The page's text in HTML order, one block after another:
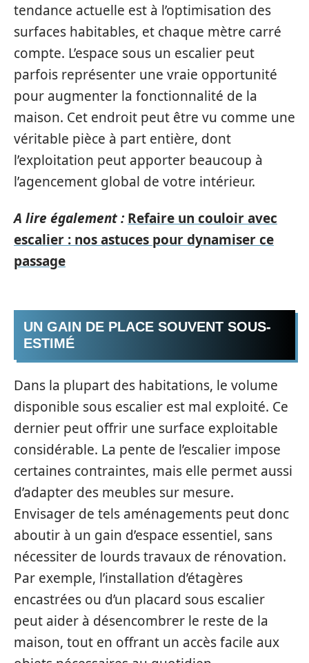
tendance actuelle est à l’optimisation des
surfaces habitables, et chaque mètre carré
compte. L’espace sous un escalier peut
parfois représenter une vraie opportunité
pour augmenter la fonctionnalité de la
maison. Cet endroit peut être vu comme une
véritable pièce à part entière, dont
l’exploitation peut apporter beaucoup à
l’agencement global de votre intérieur.
A lire également : Refaire un couloir avec
escalier : nos astuces pour dynamiser ce
passage
UN GAIN DE PLACE SOUVENT SOUS-
ESTIMÉ
Dans la plupart des habitations, le volume
disponible sous escalier est mal exploité. Ce
dernier peut offrir une surface exploitable
considérable. La pente de l’escalier impose
certaines contraintes, mais elle permet aussi
d’adapter des meubles sur mesure.
Envisager de tels aménagements peut donc
aboutir à un gain d’espace essentiel, sans
nécessiter de lourds travaux de rénovation.
Par exemple, l’installation d’étagères
encastrées ou d’un placard sous escalier
peut aider à désencombrer le reste de la
maison, tout en offrant un accès facile aux